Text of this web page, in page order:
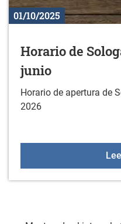
01/10/2025
Horario de
junio
Horario de apertura de
2026